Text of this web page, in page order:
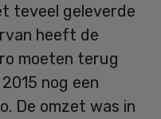
teveel geleverde
heeft de
moeten terug
nog een
De omzet was in